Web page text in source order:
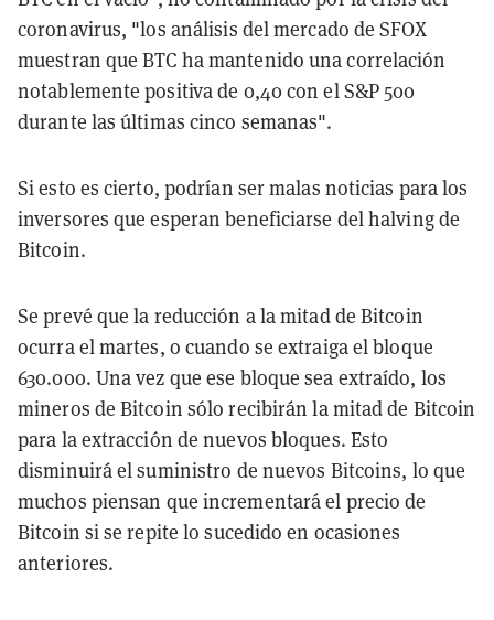
coronavirus, "los análisis del mercado de SFOX
muestran que BTC ha mantenido una correlación
notablemente positiva de 0,40 con el S&P 500
durante las últimas cinco semanas".
Si esto es cierto, podrían ser malas noticias para los
inversores que esperan beneficiarse del halving de
Bitcoin.
Se prevé que la reducción a la mitad de Bitcoin
ocurra el martes, o cuando se extraiga el bloque
630.000. Una vez que ese bloque sea extraído, los
mineros de Bitcoin sólo recibirán la mitad de Bitcoin
para la extracción de nuevos bloques. Esto
disminuirá el suministro de nuevos Bitcoins, lo que
muchos piensan que incrementará el precio de
Bitcoin si se repite lo sucedido en ocasiones
anteriores.